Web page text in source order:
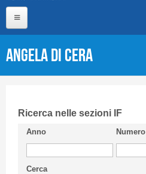
Short presentation CIFI
Guideline
Angela Di Cera
Ricerca nelle sezioni IF
Anno Numero
Cerca